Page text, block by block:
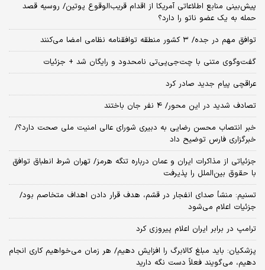
پیش‌بینی منابع اطلاعاتی آمریکا از اقدام قریب‌الوقوع پوتین/ روسیه قصد
حمله به یک عضو ناتو را دارد؟
توافق مهم در جده/ ۳ کشور منطقه توافقنامه نظامی امضا می‌کنند
گفت‌وگوی متنی با چت‌جی‌پی‌تی نامحدود و رایگان شد + جزئیات
عراقچی پیام جدید صادر کرد
تصادف شدید در این محور/ ۴ نفر جان باختند
خبر انتصاب محسن رضایی به دبیری شورای عالی امنیت ملی صحت دارد؟/
خبرگزاری فارس توضیح داد
جزئیاتی از مذاکرات ایران و عمان درباره تنگه هرمز/ تهران شرط انطباق توافق
با حقوق بین‌الملل را پذیرفت
تسنیم: منشأ صدای انفجار در قشم، هدف قرار دادن اهداف متخاصم بود/
جزئیات اعلام می‌شود
ترامپ در برابر ایران اعلام پیروزی کرد
پزشکیان: باید مبلغ کالابرگ را افزایش دهیم/ هر زمان می‌خواهیم کاری انجام
دهیم، می‌گویند فعلاً دست نگه دارید